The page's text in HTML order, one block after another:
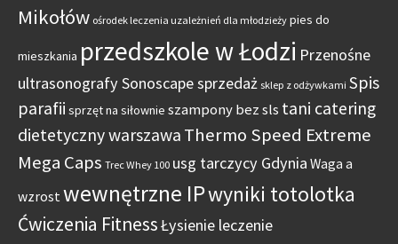
Mikołów ośrodek leczenia uzależnień dla młodzieży pies do
mieszkania przedszkole w Łodzi Przenośne
ultrasonografy Sonoscape sprzedaż sklep z odżywkami Spis
parafii sprzęt na siłownie szampony bez sls tani catering
dietetyczny warszawa Thermo Speed Extreme
Mega Caps Trec Whey 100 usg tarczycy Gdynia Waga a
wzrost wewnętrzne IPwyniki totolotka
Ćwiczenia FitnessŁysienie leczenie